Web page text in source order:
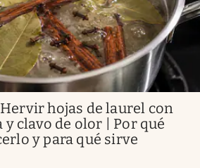
Hervir hojas de laurel con
clavo de olor | Por qué
y para qué sirve